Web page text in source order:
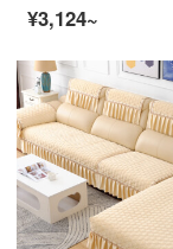
¥3,124~